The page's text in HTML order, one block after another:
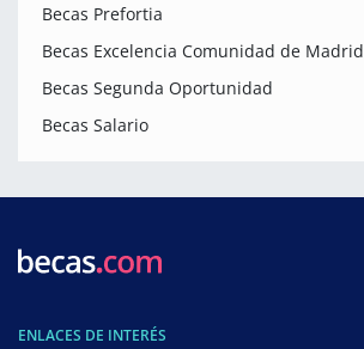
Becas Prefortia
Becas Excelencia Comunidad de Madrid
Becas Segunda Oportunidad
Becas Salario
ENLACES DE INTERÉS